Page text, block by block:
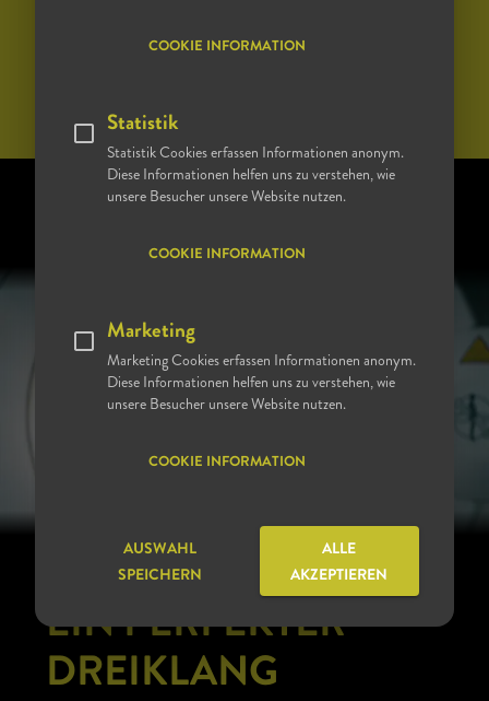
KRANKENHAUS, FORSCHUNG UND LEHRE
EIN PERFEKTER
DREIKLANG
COOKIE INFORMATION
Statistik
Statistik Cookies erfassen Informationen anonym.
Diese Informationen helfen uns zu verstehen, wie
unsere Besucher unsere Website nutzen.
COOKIE INFORMATION
Marketing
Marketing Cookies erfassen Informationen anonym.
Diese Informationen helfen uns zu verstehen, wie
unsere Besucher unsere Website nutzen.
COOKIE INFORMATION
AUSWAHL
SPEICHERN
ALLE
AKZEPTIEREN